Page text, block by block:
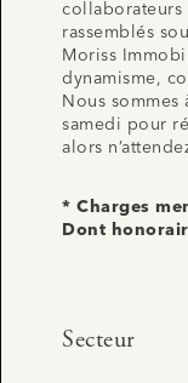
collaborateurs
rassemblés
Moriss
dynamisme,
Nous
samedi pour
alors
* Charges
Dont
Secteur